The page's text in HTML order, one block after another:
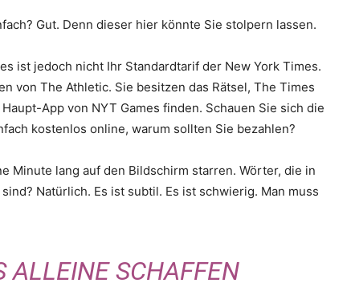
Gut. Denn dieser hier könnte Sie stolpern lassen.
ist jedoch nicht Ihr Standardtarif der New York Times.
von The Athletic. Sie besitzen das Rätsel, The Times
App von NYT Games finden. Schauen Sie sich die
kostenlos online, warum sollten Sie bezahlen?
Minute lang auf den Bildschirm starren. Wörter, die in
Natürlich. Es ist subtil. Es ist schwierig. Man muss
ALLEINE SCHAFFEN